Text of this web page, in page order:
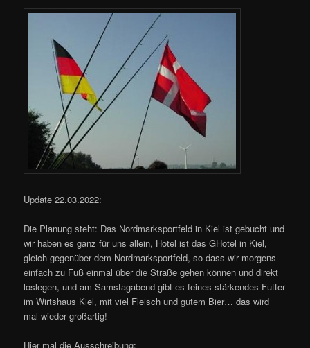
Update 22.03.2022:
Die Planung steht: Das Nordmarksportfeld in Kiel ist gebucht und
wir haben es ganz für uns allein, Hotel ist das GHotel in Kiel,
gleich gegenüber dem Nordmarksportfeld, so dass wir morgens
einfach zu Fuß einmal über die Straße gehen können und direkt
loslegen, und am Samstagabend gibt es feines stärkendes Futter
im Wirtshaus Kiel, mit viel Fleisch und gutem Bier… das wird
mal wieder großartig!
Hier mal die Ausschreibung: